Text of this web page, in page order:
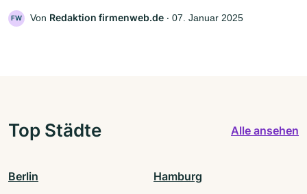
FW Von Redaktion firmenweb.de ‧ 07. Januar 2025
Top Städte Alle ansehen
Berlin Hamburg